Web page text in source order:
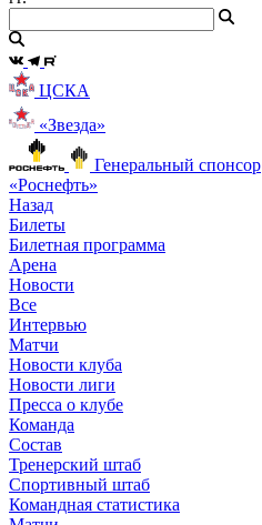
ЦСКА
«Звезда»
Генеральный спонсор
«Роснефть»
Назад
Билеты
Билетная программа
Арена
Новости
Все
Интервью
Матчи
Новости клуба
Новости лиги
Пресса о клубе
Команда
Состав
Тренерский штаб
Спортивный штаб
Командная статистика